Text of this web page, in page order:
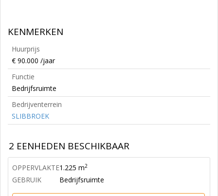
KENMERKEN
Huurprijs
€ 90.000 /jaar
Functie
Bedrijfsruimte
Bedrijventerrein
SLIBBROEK
2 EENHEDEN BESCHIKBAAR
OPPERVLAKTE1.225 m2
GEBRUIK Bedrijfsruimte